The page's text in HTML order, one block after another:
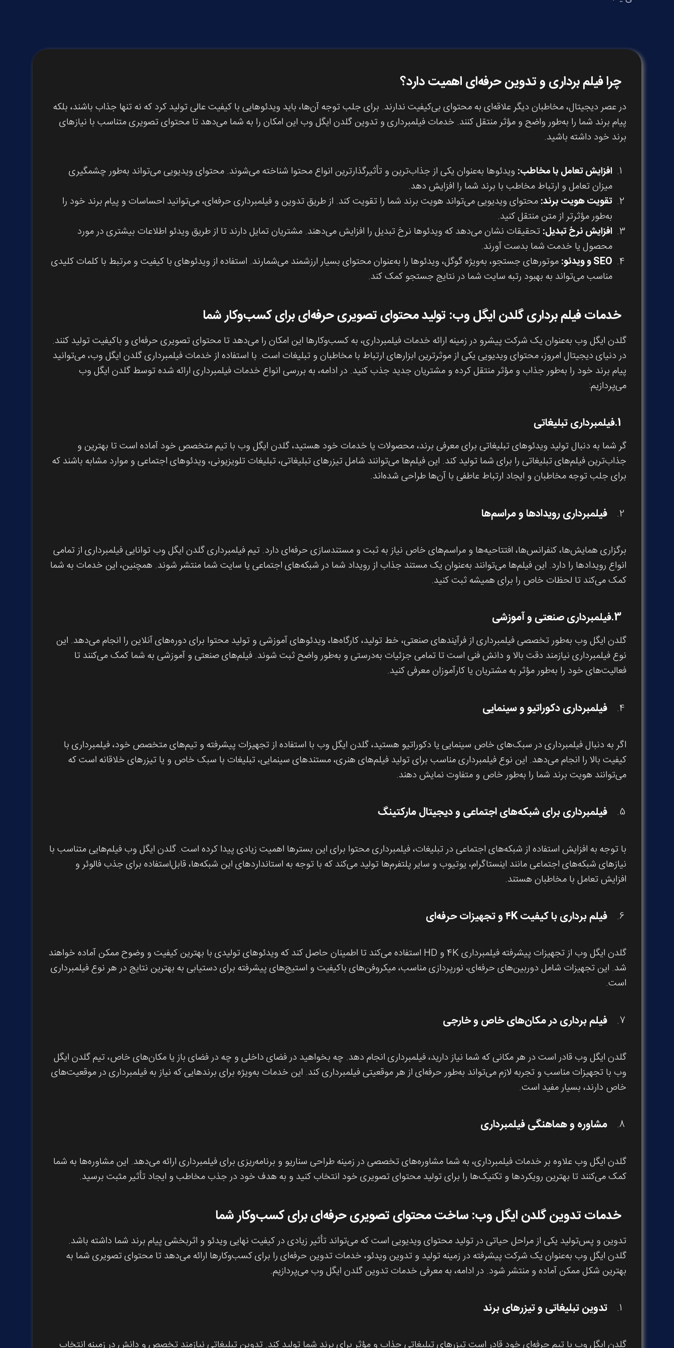
چرا فیلم برداری و تدوین حرفه‌ای اهمیت دارد؟
در عصر دیجیتال، مخاطبان دیگر علاقه‌ای به محتوای بی‌کیفیت ندارند. برای جلب توجه آن‌ها، باید ویدئوهایی با کیفیت عالی تولید کرد که نه تنها جذاب باشند، بلکه
پیام برند شما را به‌طور واضح و مؤثر منتقل کنند. خدمات فیلمبرداری و تدوین گلدن ایگل وب این امکان را به شما می‌دهد تا محتوای تصویری متناسب با نیازهای
برند خود داشته باشید.
افزایش تعامل با مخاطب: ویدئوها به‌عنوان یکی از جذاب‌ترین و تأثیرگذارترین انواع محتوا شناخته می‌شوند. محتوای ویدیویی می‌تواند به‌طور چشمگیری
میزان تعامل و ارتباط مخاطب با برند شما را افزایش دهد.
تقویت هویت برند: محتوای ویدیویی می‌تواند هویت برند شما را تقویت کند. از طریق تدوین و فیلمبرداری حرفه‌ای، می‌توانید احساسات و پیام برند خود را
به‌طور مؤثرتر از متن منتقل کنید.
افزایش نرخ تبدیل: تحقیقات نشان می‌دهد که ویدئوها نرخ تبدیل را افزایش می‌دهند. مشتریان تمایل دارند تا از طریق ویدئو اطلاعات بیشتری در مورد
محصول یا خدمت شما بدست آورند.
SEOو ویدئو: موتورهای جستجو، به‌ویژه گوگل، ویدئوها را به‌عنوان محتوای بسیار ارزشمند می‌شمارند. استفاده از ویدئوهای با کیفیت و مرتبط با کلمات کلیدی
مناسب می‌تواند به بهبود رتبه سایت شما در نتایج جستجو کمک کند.
خدمات فیلم برداری گلدن ایگل وب: تولید محتوای تصویری حرفه‌ای برای کسب‌وکار شما
گلدن ایگل وب به‌عنوان یک شرکت پیشرو در زمینه ارائه خدمات فیلمبرداری، به کسب‌وکارها این امکان را می‌دهد تا محتوای تصویری حرفه‌ای و باکیفیت تولید کنند.
در دنیای دیجیتال امروز، محتوای ویدیویی یکی از موثرترین ابزارهای ارتباط با مخاطبان و تبلیغات است. با استفاده از خدمات فیلمبرداری گلدن ایگل وب، می‌توانید
پیام برند خود را به‌طور جذاب و مؤثر منتقل کرده و مشتریان جدید جذب کنید. در ادامه، به بررسی انواع خدمات فیلمبرداری ارائه شده توسط گلدن ایگل وب
می‌پردازیم:
1.فیلمبرداری تبلیغاتی
گر شما به دنبال تولید ویدئوهای تبلیغاتی برای معرفی برند، محصولات یا خدمات خود هستید، گلدن ایگل وب با تیم متخصص خود آماده است تا بهترین و
جذاب‌ترین فیلم‌های تبلیغاتی را برای شما تولید کند. این فیلم‌ها می‌توانند شامل تیزرهای تبلیغاتی، تبلیغات تلویزیونی، ویدئوهای اجتماعی و موارد مشابه باشند که
برای جلب توجه مخاطبان و ایجاد ارتباط عاطفی با آن‌ها طراحی شده‌اند.
فیلمبرداری رویدادها و مراسم‌ها
برگزاری همایش‌ها، کنفرانس‌ها، افتتاحیه‌ها و مراسم‌های خاص نیاز به ثبت و مستندسازی حرفه‌ای دارد. تیم فیلمبرداری گلدن ایگل وب توانایی فیلمبرداری از تمامی
انواع رویدادها را دارد. این فیلم‌ها می‌توانند به‌عنوان یک مستند جذاب از رویداد شما در شبکه‌های اجتماعی یا سایت شما منتشر شوند. همچنین، این خدمات به شما
کمک می‌کند تا لحظات خاص را برای همیشه ثبت کنید.
3.فیلمبرداری صنعتی و آموزشی
گلدن ایگل وب به‌طور تخصصی فیلمبرداری از فرآیندهای صنعتی، خط تولید، کارگاه‌ها، ویدئوهای آموزشی و تولید محتوا برای دوره‌های آنلاین را انجام می‌دهد. این
نوع فیلمبرداری نیازمند دقت بالا و دانش فنی است تا تمامی جزئیات به‌درستی و به‌طور واضح ثبت شوند. فیلم‌های صنعتی و آموزشی به شما کمک می‌کنند تا
فعالیت‌های خود را به‌طور مؤثر به مشتریان یا کارآموزان معرفی کنید.
فیلمبرداری دکوراتیو و سینمایی
اگر به دنبال فیلمبرداری در سبک‌های خاص سینمایی یا دکوراتیو هستید، گلدن ایگل وب با استفاده از تجهیزات پیشرفته و تیم‌های متخصص خود، فیلمبرداری با
کیفیت بالا را انجام می‌دهد. این نوع فیلمبرداری مناسب برای تولید فیلم‌های هنری، مستندهای سینمایی، تبلیغات با سبک خاص و یا تیزرهای خلاقانه است که
می‌توانند هویت برند شما را به‌طور خاص و متفاوت نمایش دهند.
فیلمبرداری برای شبکه‌های اجتماعی و دیجیتال مارکتینگ
با توجه به افزایش استفاده از شبکه‌های اجتماعی در تبلیغات، فیلمبرداری محتوا برای این بسترها اهمیت زیادی پیدا کرده است. گلدن ایگل وب فیلم‌هایی متناسب با
نیازهای شبکه‌های اجتماعی مانند اینستاگرام، یوتیوب و سایر پلتفرم‌ها تولید می‌کند که با توجه به استانداردهای این شبکه‌ها، قابل‌استفاده برای جذب فالوئر و
افزایش تعامل با مخاطبان هستند.
فیلم برداری با کیفیت ۴K و تجهیزات حرفه‌ای
گلدن ایگل وب از تجهیزات پیشرفته فیلمبرداری 4K و HD استفاده می‌کند تا اطمینان حاصل کند که ویدئوهای تولیدی با بهترین کیفیت و وضوح ممکن آماده خواهند
شد. این تجهیزات شامل دوربین‌های حرفه‌ای، نورپردازی مناسب، میکروفن‌های باکیفیت و استیج‌های پیشرفته برای دستیابی به بهترین نتایج در هر نوع فیلمبرداری
است.
فیلم برداری در مکان‌های خاص و خارجی
گلدن ایگل وب قادر است در هر مکانی که شما نیاز دارید، فیلمبرداری انجام دهد. چه بخواهید در فضای داخلی و چه در فضای باز یا مکان‌های خاص، تیم گلدن ایگل
وب با تجهیزات مناسب و تجربه لازم می‌تواند به‌طور حرفه‌ای از هر موقعیتی فیلمبرداری کند. این خدمات به‌ویژه برای برندهایی که نیاز به فیلمبرداری در موقعیت‌های
خاص دارند، بسیار مفید است.
مشاوره و هماهنگی فیلمبرداری
گلدن ایگل وب علاوه بر خدمات فیلمبرداری، به شما مشاوره‌های تخصصی در زمینه طراحی سناریو و برنامه‌ریزی برای فیلمبرداری ارائه می‌دهد. این مشاوره‌ها به شما
کمک می‌کنند تا بهترین رویکردها و تکنیک‌ها را برای تولید محتوای تصویری خود انتخاب کنید و به هدف خود در جذب مخاطب و ایجاد تأثیر مثبت برسید.
خدمات تدوین گلدن ایگل وب: ساخت محتوای تصویری حرفه‌ای برای کسب‌وکار شما
تدوین و پس‌تولید یکی از مراحل حیاتی در تولید محتوای ویدیویی است که می‌تواند تأثیر زیادی در کیفیت نهایی ویدئو و اثربخشی پیام برند شما داشته باشد.
گلدن ایگل وب به‌عنوان یک شرکت پیشرفته در زمینه تولید و تدوین ویدئو، خدمات تدوین حرفه‌ای را برای کسب‌وکارها ارائه می‌دهد تا محتوای تصویری شما به
بهترین شکل ممکن آماده و منتشر شود. در ادامه، به معرفی خدمات تدوین گلدن ایگل وب می‌پردازیم.
تدوین تبلیغاتی و تیزرهای برند